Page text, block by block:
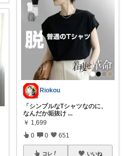
Riokou
「シンプルなTシャツなのに、
なんだか垢抜け ...
￥ 1,699
0 0 651
コレ いいね